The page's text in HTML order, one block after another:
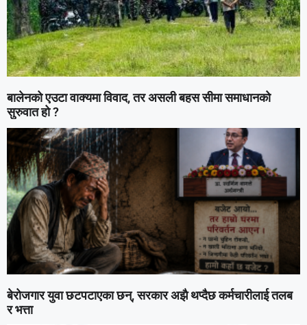
बालेनको एउटा वाक्यमा विवाद, तर असली बहस सीमा समाधानको
सुरुवात हो ?
बेरोजगार युवा छटपटाएका छन्, सरकार अझै थप्दैछ कर्मचारीलाई तलब
र भत्ता